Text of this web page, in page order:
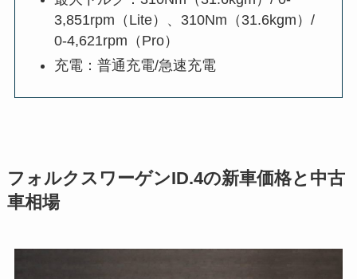
3,851rpm（Lite）、310Nm（31.6kgm）/
0-4,621rpm（Pro）
充電：普通充電/急速充電
フォルクスワーゲンID.4の新車価格と中古
車相場